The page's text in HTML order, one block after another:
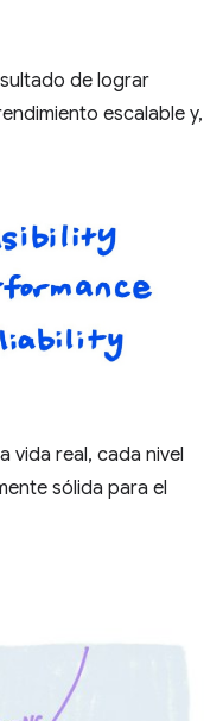
de lograr
escalable y,
vida real, cada nivel
sólida para el